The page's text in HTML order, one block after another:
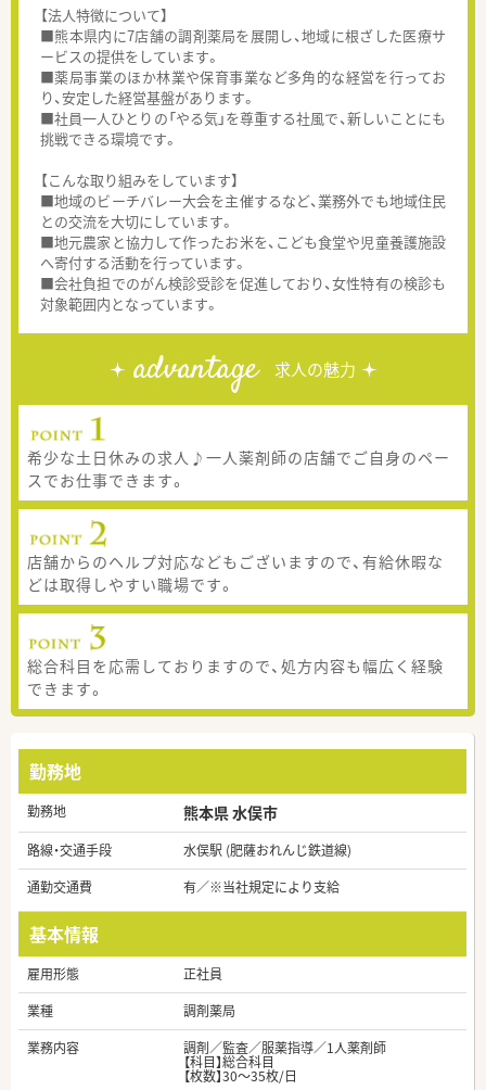
【法人特徴について】
■熊本県内に7店舗の調剤薬局を展開し、地域に根ざした医療サ
ービスの提供をしています。
■薬局事業のほか林業や保育事業など多角的な経営を行ってお
り、安定した経営基盤があります。
■社員一人ひとりの「やる気」を尊重する社風で、新しいことにも
挑戦できる環境です。
【こんな取り組みをしています】
■地域のビーチバレー大会を主催するなど、業務外でも地域住民
との交流を大切にしています。
■地元農家と協力して作ったお米を、こども食堂や児童養護施設
へ寄付する活動を行っています。
■会社負担でのがん検診受診を促進しており、女性特有の検診も
対象範囲内となっています。
advantage 求人の魅力
希少な土日休みの求人♪一人薬剤師の店舗でご自身のペー
スでお仕事できます。
店舗からのヘルプ対応などもございますので、有給休暇な
どは取得しやすい職場です。
総合科目を応需しておりますので、処方内容も幅広く経験
できます。
勤務地
勤務地 熊本県 水俣市
路線・交通手段
水俣駅 (肥薩おれんじ鉄道線)
通勤交通費
有／※当社規定により支給
基本情報
雇用形態
正社員
業種
調剤薬局
業務内容
調剤／監査／服薬指導／1人薬剤師
【科目】総合科目
【枚数】30～35枚/日